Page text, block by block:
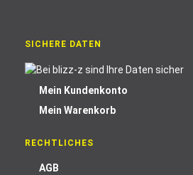
SICHERE DATEN
Mein Kundenkonto
Mein Warenkorb
RECHTLICHES
AGB